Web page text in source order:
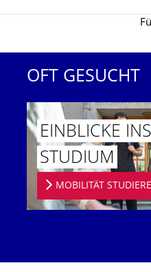
OFT GESUCHT
EINBLICKE INS
STUDIUM
MOBILITÄT